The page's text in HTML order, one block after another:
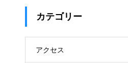
カテゴリー
アクセス